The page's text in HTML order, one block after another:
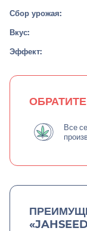
Сбор урожая:
Вкус:
Эффект:
Все